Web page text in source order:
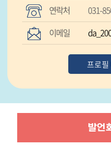
연락처
031-
이메일
프로
발언